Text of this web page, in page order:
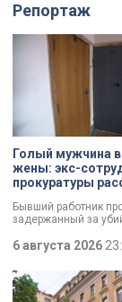
Репортаж
Голый мужчина в
жены: экс-
прокуратуры
Бывший работник
задержанный за
которые толкнули
преступление. Два
вынес мертвеца из
Луначарского,
бездыханного
6 августа 2026